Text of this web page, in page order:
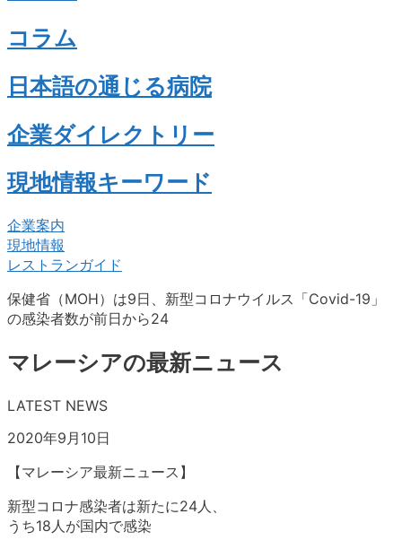
コラム
日本語の通じる病院
企業ダイレクトリー
現地情報キーワード
企業案内
現地情報
レストランガイド
保健省（MOH）は9日、新型コロナウイルス「Covid-19」
の感染者数が前日から24
マレーシアの最新ニュース
LATEST NEWS
2020年9月10日
【マレーシア最新ニュース】
新型コロナ感染者は新たに24人、
うち18人が国内で感染